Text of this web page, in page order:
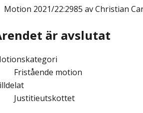
Motion 2021/22:2985 av Christian
är avslutat
Fristående motion
Justitieutskottet